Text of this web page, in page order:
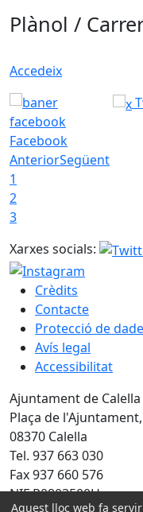
Plànol /
Accedeix
Facebook
AnteriorSegüent
1
2
3
Xarxes socials:
Crèdits
Contacte
Protecció de
Avís legal
Accessibilitat
Ajuntament de Calella
Plaça de
08370 Calella
Tel. 937 663 030
Fax 937 660 576
NIF P0803500H
Aquest lloc web fa